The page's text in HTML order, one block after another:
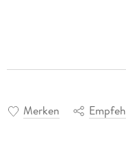
Merken